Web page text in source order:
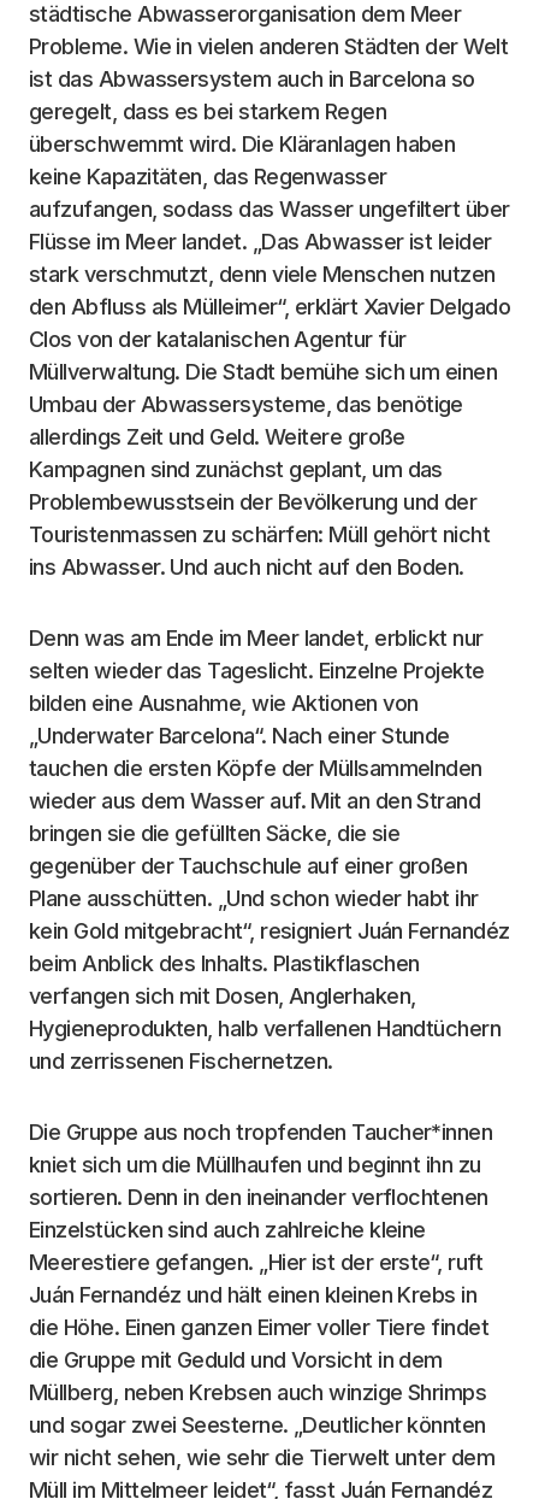
städtische Abwasserorganisation dem Meer
Probleme. Wie in vielen anderen Städten der Welt
ist das Abwassersystem auch in Barcelona so
geregelt, dass es bei starkem Regen
überschwemmt wird. Die Kläranlagen haben
keine Kapazitäten, das Regenwasser
aufzufangen, sodass das Wasser ungefiltert über
Flüsse im Meer landet. „Das Abwasser ist leider
stark verschmutzt, denn viele Menschen nutzen
den Abfluss als Mülleimer“, erklärt Xavier Delgado
Clos von der katalanischen Agentur für
Müllverwaltung. Die Stadt bemühe sich um einen
Umbau der Abwassersysteme, das benötige
allerdings Zeit und Geld. Weitere große
Kampagnen sind zunächst geplant, um das
Problembewusstsein der Bevölkerung und der
Touristenmassen zu schärfen: Müll gehört nicht
ins Abwasser. Und auch nicht auf den Boden.
Denn was am Ende im Meer landet, erblickt nur
selten wieder das Tageslicht. Einzelne Projekte
bilden eine Ausnahme, wie Aktionen von
„Underwater Barcelona“. Nach einer Stunde
tauchen die ersten Köpfe der Müllsammelnden
wieder aus dem Wasser auf. Mit an den Strand
bringen sie die gefüllten Säcke, die sie
gegenüber der Tauchschule auf einer großen
Plane ausschütten. „Und schon wieder habt ihr
kein Gold mitgebracht“, resigniert Juán Fernandéz
beim Anblick des Inhalts. Plastikflaschen
verfangen sich mit Dosen, Anglerhaken,
Hygieneprodukten, halb verfallenen Handtüchern
und zerrissenen Fischernetzen.
Die Gruppe aus noch tropfenden Taucher*innen
kniet sich um die Müllhaufen und beginnt ihn zu
sortieren. Denn in den ineinander verflochtenen
Einzelstücken sind auch zahlreiche kleine
Meerestiere gefangen. „Hier ist der erste“, ruft
Juán Fernandéz und hält einen kleinen Krebs in
die Höhe. Einen ganzen Eimer voller Tiere findet
die Gruppe mit Geduld und Vorsicht in dem
Müllberg, neben Krebsen auch winzige Shrimps
und sogar zwei Seesterne. „Deutlicher könnten
wir nicht sehen, wie sehr die Tierwelt unter dem
Müll im Mittelmeer leidet“, fasst Juán Fernandéz